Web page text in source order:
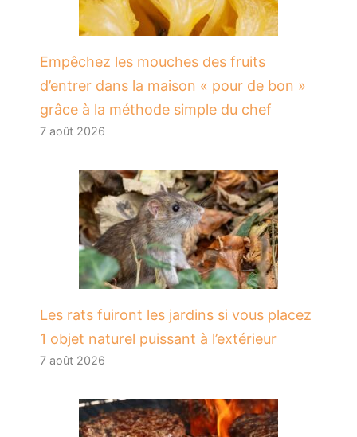
​Empêchez les mouches des fruits
d’entrer dans la maison « pour de bon »
grâce à la méthode simple du chef
7 août 2026
Les rats fuiront les jardins si vous placez
1 objet naturel puissant à l’extérieur
7 août 2026